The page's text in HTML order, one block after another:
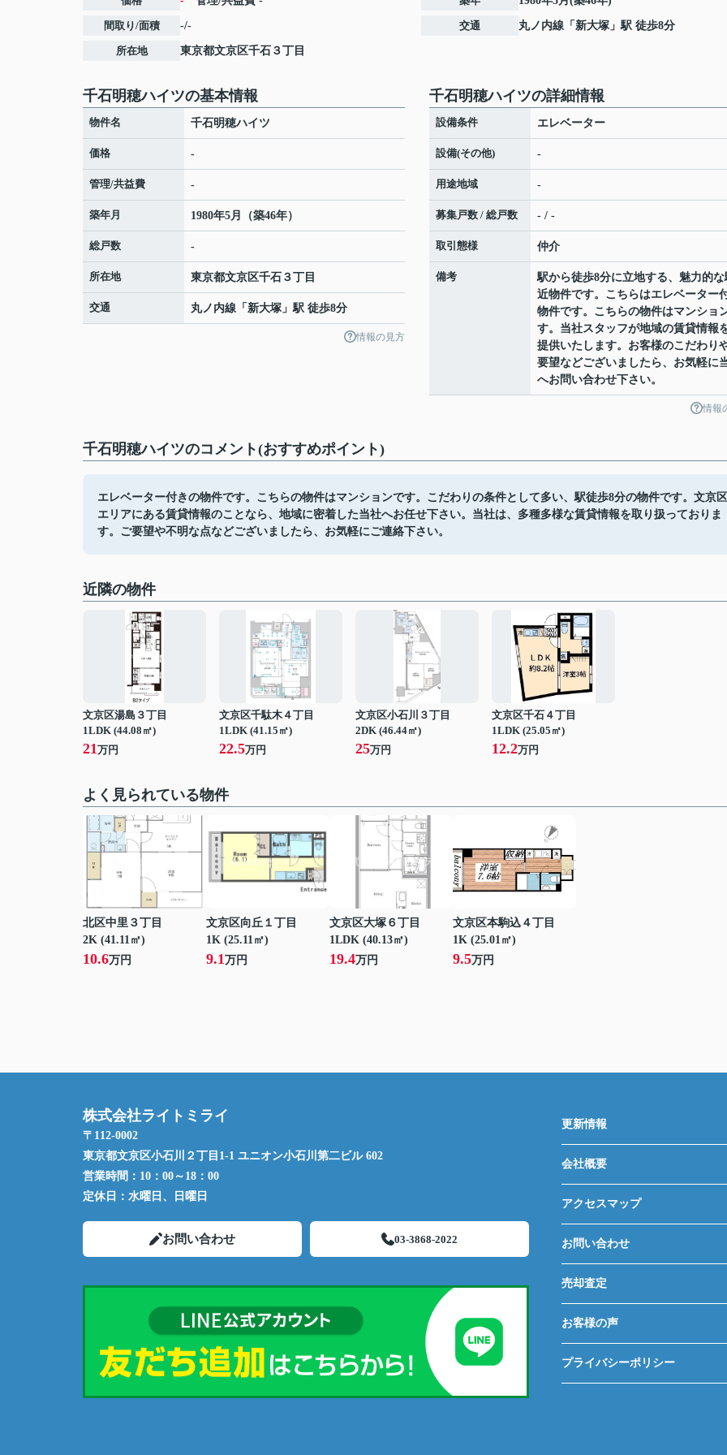
間取り/面積 -/-
所在地 東京都文京区千石 ３丁目
交通 丸ノ内線 「 新大塚 」駅 徒歩8分
千石明穂ハイツの基本情報
物件名 千石明穂ハイツ
価格 -
管理/共益費 -
築年月 1980年5月（築46年）
総戸数 -
所在地 東京都文京区千石 ３丁目
交通 丸ノ内線 「 新大塚 」駅 徒歩8分
情報の見方
千石明穂ハイツの詳細情報
設備条件 エレベーター
設備(その他) -
用途地域 -
募集戸数 / 総戸数 - / -
取引態様 仲介
備考
駅から徒歩8分に立地する、魅力的な
近物件です。こちらはエレベーター
物件です。こちらの物件はマンショ
す。当社スタッフが地域の賃貸情報
提供いたします。お客様のこだわり
要望などございましたら、お気軽に
へお問い合わせ下さい。
情報
千石明穂ハイツのコメント(おすすめポイント)
エレベーター付きの物件です。こちらの物件はマンションです。こだわりの条件として多い、駅徒歩8分の物件です。文京区
エリアにある賃貸情報のことなら、地域に密着した当社へお任せ下さい。当社は、多種多様な賃貸情報を取り扱っておりま
す。ご要望や不明な点などございましたら、お気軽にご連絡下さい。
近隣の物件
文京区湯島３丁目
1LDK (44.08㎡)
21万円
文京区千駄木４丁目
1LDK (41.15㎡)
22.5万円
文京区小石川３丁目
2DK (46.44㎡)
25万円
文京区千石４丁目
1LDK (25.05㎡)
12.2万円
よく見られている物件
北区中里３丁目
2K (41.11㎡)
10.6万円
文京区向丘１丁目
1K (25.11㎡)
9.1万円
文京区大塚６丁目
1LDK (40.13㎡)
19.4万円
文京区本駒込４丁目
1K (25.01㎡)
9.5万円
株式会社ライトミライ
〒112-0002
東京都文京区小石川２丁目1-1 ユニオン小石川第二ビル 602
営業時間： 10：00～18：00
定休日： 水曜日、日曜日
お問い合わせ 03-3868-2022
更新情報
会社概要
アクセスマップ
お問い合わせ
売却査定
お客様の声
プライバシーポリシー